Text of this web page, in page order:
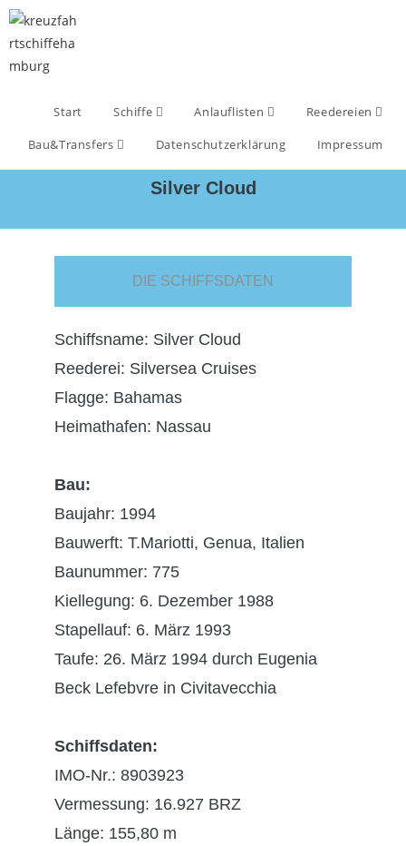
Start Schiffe Anlauflisten
Reedereien
Bau&Transfers
Datenschutzerklärung Impressum
Silver Cloud
DIE SCHIFFSDATEN
Schiffsname: Silver Cloud
Reederei: Silversea Cruises
Flagge: Bahamas
Heimathafen: Nassau
Bau:
Baujahr: 1994
Bauwerft: T.Mariotti, Genua, Italien
Baunummer: 775
Kiellegung: 6. Dezember 1988
Stapellauf: 6. März 1993
Taufe: 26. März 1994 durch Eugenia
Beck Lefebvre in Civitavecchia
Schiffsdaten:
IMO-Nr.: 8903923
Vermessung: 16.927 BRZ
Länge: 155,80 m